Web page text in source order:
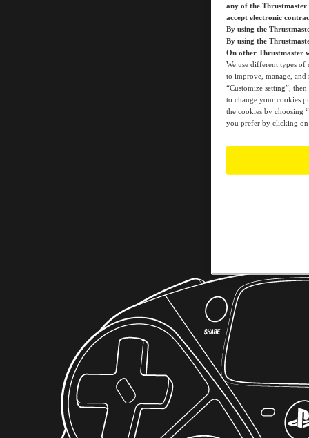
any of the Thrustmaster
accept electronic
By using the
By using the
On other Thrustmaster
We use different types
to improve, manage,
“Customize setting”,
to change your cookies
the cookies by choosing
you prefer by clicking on